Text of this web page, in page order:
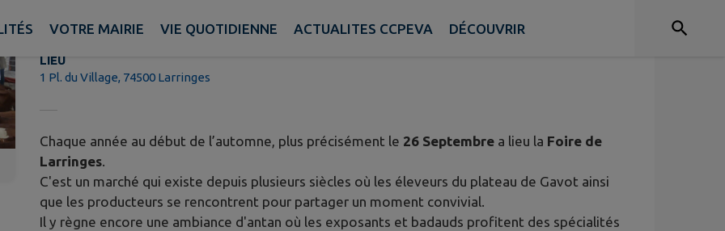
VOTRE MAIRIE VIE QUOTIDIENNE ACTUALITES CCPEVA DÉCOUVRIR
LIEU
1 Pl. du Village, 74500 Larringes
Chaque année au début de l’automne, plus précisément le 26 Septembre a lieu la Foire de
Larringes.
C'est un marché qui existe depuis plusieurs siècles où les éleveurs du plateau de Gavot ainsi
que les producteurs se rencontrent pour partager un moment convivial.
Il y règne encore une ambiance d'antan où les exposants et badauds profitent des spécialités